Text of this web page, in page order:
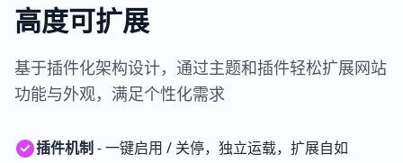
高度可扩展
基于插件化架构设计，通过主题和插件轻松扩展网站
功能与外观，满足个性化需求
插件机制 - 一键启用 / 关停，独立运载，扩展自如